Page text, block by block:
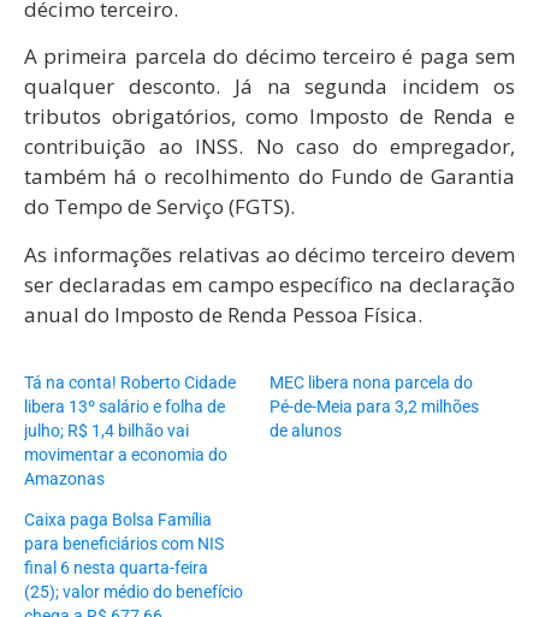
décimo terceiro.
A primeira parcela do décimo terceiro é paga sem
qualquer desconto. Já na segunda incidem os
tributos obrigatórios, como Imposto de Renda e
contribuição ao INSS. No caso do empregador,
também há o recolhimento do Fundo de Garantia
do Tempo de Serviço (FGTS).
As informações relativas ao décimo terceiro devem
ser declaradas em campo específico na declaração
anual do Imposto de Renda Pessoa Física.
Tá na conta! Roberto Cidade
libera 13º salário e folha de
julho; R$ 1,4 bilhão vai
movimentar a economia do
Amazonas
MEC libera nona parcela do
Pé-de-Meia para 3,2 milhões
de alunos
Caixa paga Bolsa Família
para beneficiários com NIS
final 6 nesta quarta-feira
(25); valor médio do benefício